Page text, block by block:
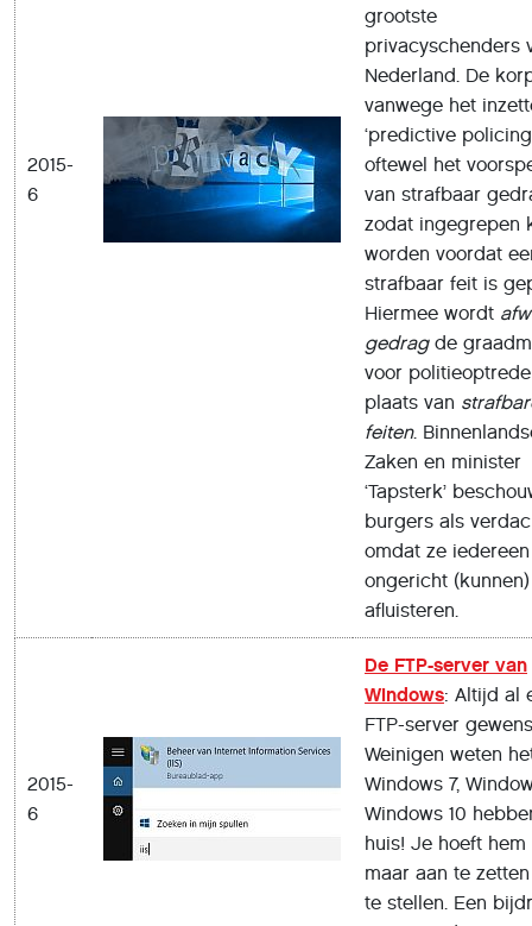
2015-
6
grootste
privacyschenders
Nederland. De
vanwege het
‘predictive
oftewel het
van strafbaar
zodat ingegrepen
worden voordat
strafbaar feit is
Hiermee wordt
gedragde
voor
plaats van
feiten.
Zaken en minister
‘Tapsterk’
burgers als
omdat ze
ongericht (kunnen)
afluisteren.
2015-
6
De FTP-server van
Windows: Altijd al
FTP-server
Weinigen weten
Windows 7,
Windows 10
huis! Je hoeft hem
maar aan te
te stellen. Een